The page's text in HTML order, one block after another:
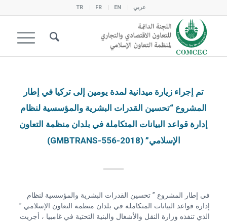
عربي EN
FR
TR
تم إجراء زيارة ميدانية لمدة يومين إلى تركيا في إطار
المشروع “تحسين القدرات البشرية والمؤسسية لنظام
إدارة قواعد البيانات المتكاملة في بلدان منظمة التعاون
الإسلامي” (2018-GMBTRANS-556)
في إطار المشروع ” تحسين القدرات البشرية والمؤسسية لنظام
إدارة قواعد البيانات المتكاملة في بلدان منظمة التعاون الإسلامي ”
الذي تنفذه وزارة النقل والأشغال والبنية التحتية في غامبيا ، أجريت